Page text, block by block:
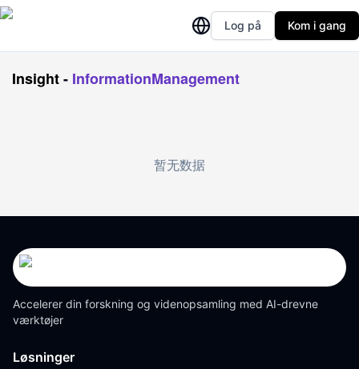
Log på Kom i gang
Insight- InformationManagement
暂无数据
Accelerer din forskning og videnopsamling med AI-drevne
værktøjer
Løsninger